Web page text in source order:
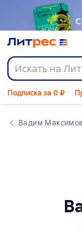
Подписка за 0 ₽
Вадим Максимов